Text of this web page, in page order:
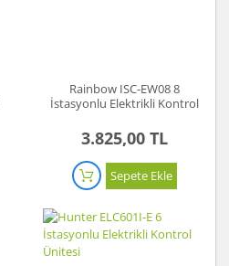
Rainbow ISC-EW08 8
İstasyonlu Elektrikli Kontrol
3.825,00 TL
Sepete Ekle